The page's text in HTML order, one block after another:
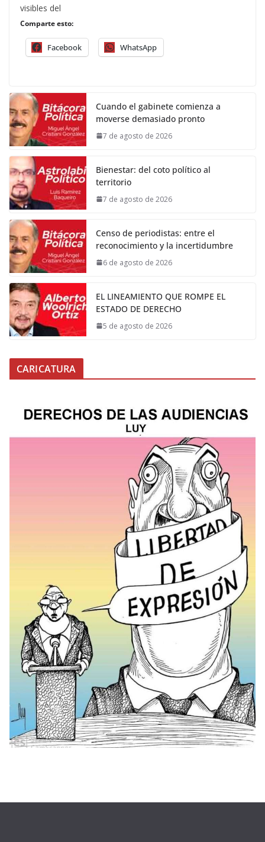
visibles del
Comparte esto:
Facebook WhatsApp
Cuando el gabinete comienza a
moverse demasiado pronto
7 de agosto de 2026
Bienestar: del coto político al
territorio
7 de agosto de 2026
Censo de periodistas: entre el
reconocimiento y la incertidumbre
6 de agosto de 2026
EL LINEAMIENTO QUE ROMPE EL
ESTADO DE DERECHO
5 de agosto de 2026
CARICATURA